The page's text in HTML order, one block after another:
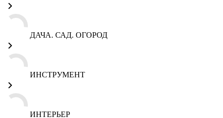
ДАЧА. САД. ОГОРОД
ИНСТРУМЕНТ
ИНТЕРЬЕР